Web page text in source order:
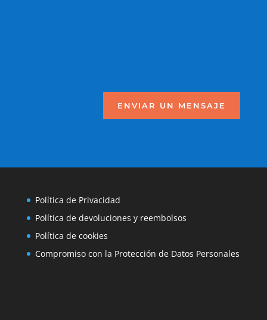
ENVIAR UN MENSAJE
Política de Privacidad
Política de devoluciones y reembolsos
Política de cookies
Compromiso con la Protección de Datos Personales